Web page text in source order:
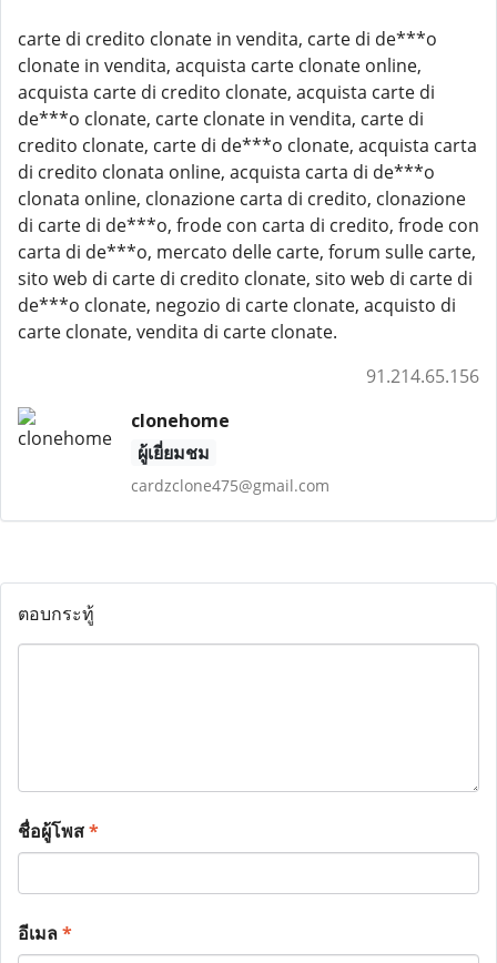
carte di credito clonate in vendita, carte di de***o
clonate in vendita, acquista carte clonate online,
acquista carte di credito clonate, acquista carte di
de***o clonate, carte clonate in vendita, carte di
credito clonate, carte di de***o clonate, acquista carta
di credito clonata online, acquista carta di de***o
clonata online, clonazione carta di credito, clonazione
di carte di de***o, frode con carta di credito, frode con
carta di de***o, mercato delle carte, forum sulle carte,
sito web di carte di credito clonate, sito web di carte di
de***o clonate, negozio di carte clonate, acquisto di
carte clonate, vendita di carte clonate.
91.214.65.156
clonehome
ผู้เยี่ยมชม
cardzclone475@gmail.com
ตอบกระทู้
ชื่อผู้โพส*
อีเมล*